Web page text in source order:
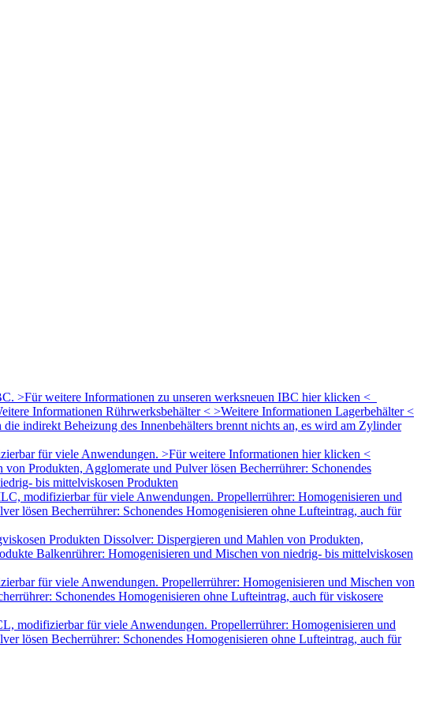
>Für weitere Informationen zu unseren werksneuen IBC hier klicken <
Informationen Rührwerksbehälter < >Weitere Informationen Lagerbehälter <
indirekt Beheizung des Innenbehälters brennt nichts an, es wird am Zylinder
für viele Anwendungen. >Für weitere Informationen hier klicken <
Produkten, Agglomerate und Pulver lösen Becherrührer: Schonendes
bis mittelviskosen Produkten
modifizierbar für viele Anwendungen. Propellerrührer: Homogenisieren und
lösen Becherrührer: Schonendes Homogenisieren ohne Lufteintrag, auch für
Produkten Dissolver: Dispergieren und Mahlen von Produkten,
Balkenrührer: Homogenisieren und Mischen von niedrig- bis mittelviskosen
für viele Anwendungen. Propellerrührer: Homogenisieren und Mischen von
Schonendes Homogenisieren ohne Lufteintrag, auch für viskosere
modifizierbar für viele Anwendungen. Propellerrührer: Homogenisieren und
lösen Becherrührer: Schonendes Homogenisieren ohne Lufteintrag, auch für